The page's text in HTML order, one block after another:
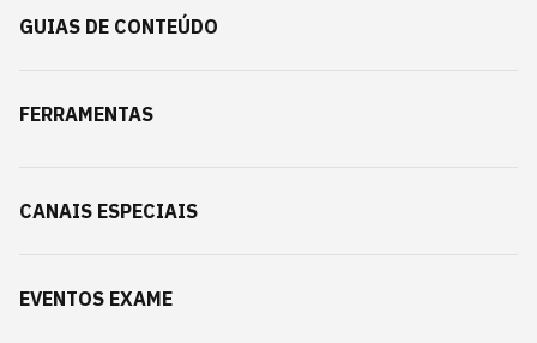
GUIAS DE CONTEÚDO
FERRAMENTAS
CANAIS ESPECIAIS
EVENTOS EXAME